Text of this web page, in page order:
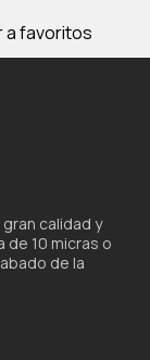
a favoritos
calidad y
10 micras o
de la